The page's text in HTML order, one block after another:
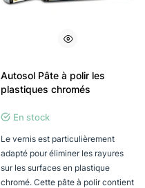
Autosol Pâte à polir les
plastiques chromés
En stock
Le vernis est particulièrement
adapté pour éliminer les rayures
sur les surfaces en plastique
chromé. Cette pâte à polir contient